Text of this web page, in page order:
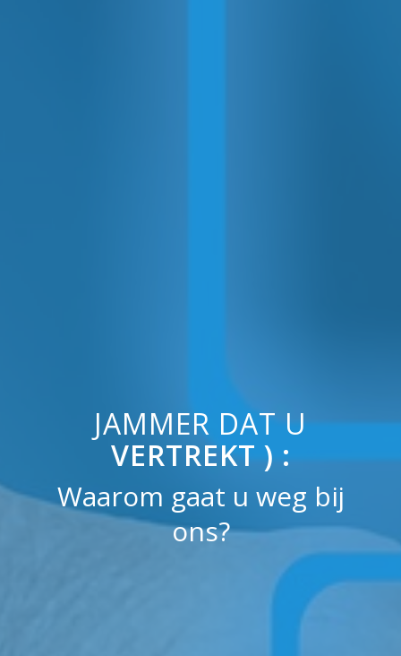
JAMMER DAT U
VERTREKT ) :
Waarom gaat u weg bij
ons?